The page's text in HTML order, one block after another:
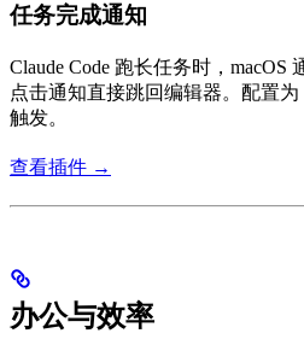
任务完成通知
Claude Code 跑长任务时，macOS
点击通知直接跳回编辑器。配置为
触发。
查看插件 →
办公与效率